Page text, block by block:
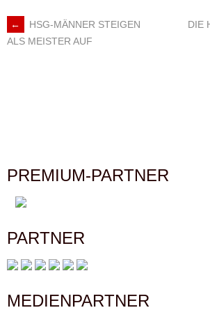
ARTIKEL-
←
HSG-MÄNNER STEIGEN
ALS MEISTER AUF
DIE
PREMIUM-PARTNER
PARTNER
MEDIENPARTNER